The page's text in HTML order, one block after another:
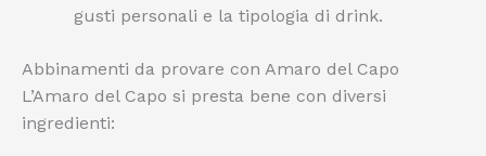
gusti personali e la tipologia di drink.
Abbinamenti da provare con Amaro del Capo
L’Amaro del Capo si presta bene con diversi
ingredienti: